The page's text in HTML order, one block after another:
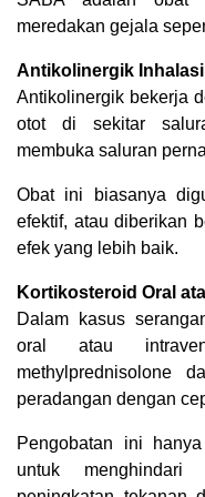
meredakan gejala
Antikolinergik
Antikolinergik bekerja
otot di sekitar
membuka saluran
Obat ini biasanya
efektif, atau diberikan
efek yang lebih baik.
Kortikosteroid Oral
Dalam kasus
oral atau
methylprednisolone
peradangan dengan
Pengobatan ini
untuk